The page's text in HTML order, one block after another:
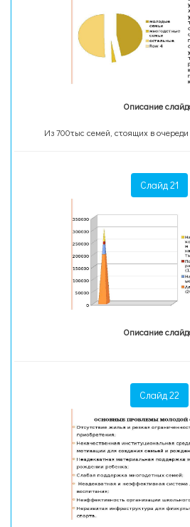
Описание
Из 700тыс семей, стоящих в
Слайд 21
Описание
Слайд 22